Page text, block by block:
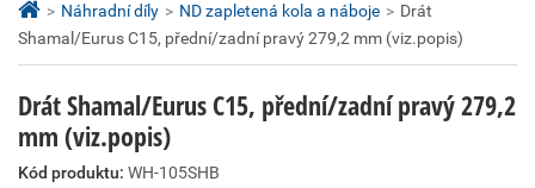
> Náhradní díly > ND zapletená kola a náboje > Drát
Shamal/Eurus C15, přední/zadní pravý 279,2 mm (viz.popis)
Drát Shamal/Eurus C15, přední/zadní pravý 279,2
mm (viz.popis)
Kód produktu: WH-105SHB